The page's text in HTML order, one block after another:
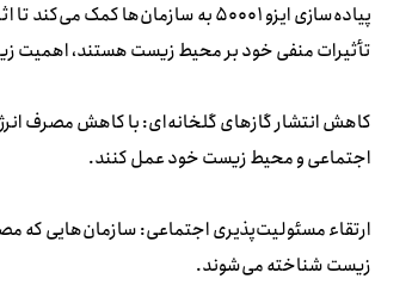
پیاده‌سازی ایزو ۵۰۰۰۱ به
تأثیرات منفی خود بر محیط زیست هستند، اهمیت
کاهش انتشار گازهای گلخانه‌ای: با کاهش مصرف
اجتماعی و محیط زیست خود عمل کنند.
ارتقاء مسئولیت‌پذیری اجتماعی: سازمان‌هایی
زیست شناخته می‌شوند.